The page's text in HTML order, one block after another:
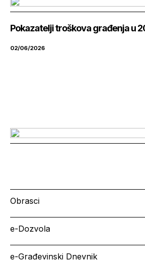
Pokazatelji troškova građenja u
02/06/2026
Obrasci
e-Dozvola
e-Građevinski Dnevnik